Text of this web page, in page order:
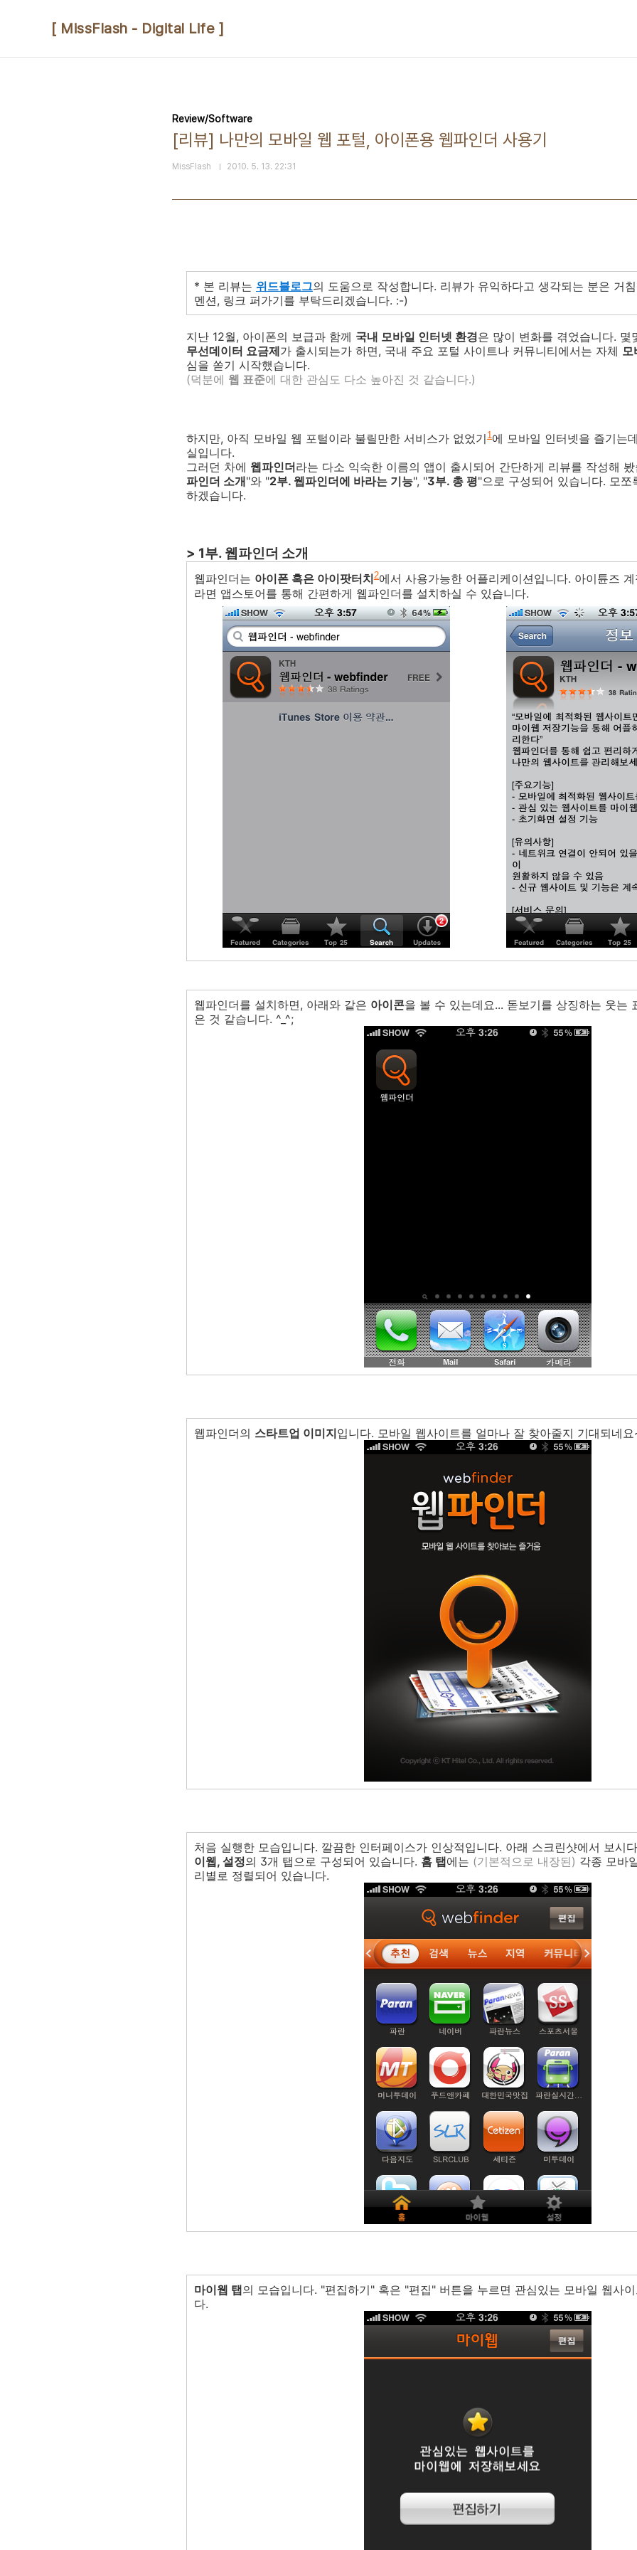
[ MissFlash - Digital Life ]
Review/Software
[리뷰] 나만의 모바일 웹 포털, 아이폰용 웹파인더 사용기
MissFlash 2010. 5. 13. 22:31
* 본 리뷰는 위드블로그의 도움으로 작성합니다. 리뷰가 유익하다고 생각되는 분은 거
멘션, 링크 퍼가기를 부탁드리겠습니다. :-)
지난 12월, 아이폰의 보급과 함께 국내 모바일 인터넷 환경은 많이 변화를 겪었습니다. 몇
무선데이터 요금제가 출시되는가 하면, 국내 주요 포털 사이트나 커뮤니티에서는 자체 모
심을 쏟기 시작했습니다.
(덕분에 웹 표준에 대한 관심도 다소 높아진 것 같습니다.)
하지만, 아직 모바일 웹 포털이라 불릴만한 서비스가 없었기 1에 모바일 인터넷을 즐기는
실입니다.
그러던 차에 웹파인더라는 다소 익숙한 이름의 앱이 출시되어 간단하게 리뷰를 작성해
파인더 소개"와 "2부. 웹파인더에 바라는 기능", "3부. 총 평"으로 구성되어 있습니다. 모
하겠습니다.
> 1부. 웹파인더 소개
웹파인더는 아이폰 혹은 아이팟터치2에서 사용가능한 어플리케이션입니다. 아이튠즈
라면 앱스토어를 통해 간편하게 웹파인더를 설치하실 수 있습니다.
웹파인더를 설치하면, 아래와 같은 아이콘을 볼 수 있는데요... 돋보기를 상징하는 웃는
은 것 같습니다. ^_^;
웹파인더의 스타트업 이미지입니다. 모바일 웹사이트를 얼마나 잘 찾아줄지 기대되네
처음 실행한 모습입니다. 깔끔한 인터페이스가 인상적입니다. 아래 스크린샷에서 보시
이웹, 설정의 3개 탭으로 구성되어 있습니다. 홈 탭에는 (기본적으로 내장된) 각종 모바
리별로 정렬되어 있습니다.
마이웹 탭의 모습입니다. "편집하기" 혹은 "편집" 버튼을 누르면 관심있는 모바일 웹사
다.